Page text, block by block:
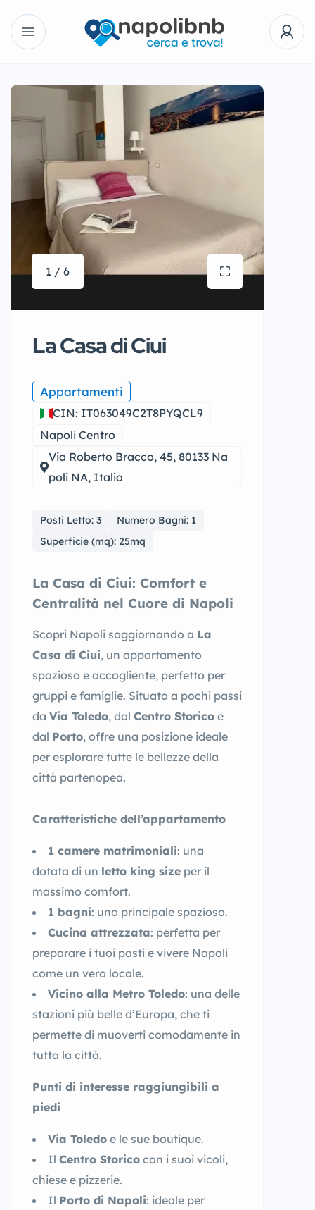
1 / 6
La Casa di Ciui
Appartamenti
CIN: IT063049C2T8PYQCL9
Napoli Centro
Via Roberto Bracco, 45, 80133 Na
poli NA, Italia
Posti Letto: 3
Numero Bagni: 1
Superficie (mq): 25mq
La Casa di Ciui: Comfort e
Centralità nel Cuore di Napoli
Scopri Napoli soggiornando a La
Casa di Ciui, un appartamento
spazioso e accogliente, perfetto per
gruppi e famiglie. Situato a pochi passi
da Via Toledo, dal Centro Storico e
dal Porto, offre una posizione ideale
per esplorare tutte le bellezze della
città partenopea.
Caratteristiche dell’appartamento
1 camere matrimoniali: una
dotata di un letto king size per il
massimo comfort.
1 bagni: uno principale spazioso.
Cucina attrezzata: perfetta per
preparare i tuoi pasti e vivere Napoli
come un vero locale.
Vicino alla Metro Toledo: una delle
stazioni più belle d’Europa, che ti
permette di muoverti comodamente in
tutta la città.
Punti di interesse raggiungibili a
piedi
Via Toledo e le sue boutique.
Il Centro Storico con i suoi vicoli,
chiese e pizzerie.
Il Porto di Napoli: ideale per